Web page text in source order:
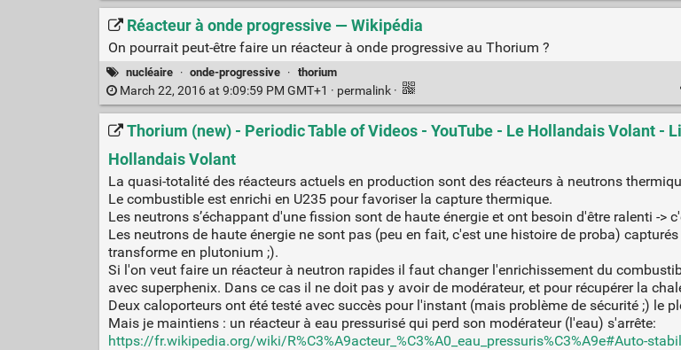
Réacteur à onde progressive — Wikipédia
On pourrait peut-être faire un réacteur à onde progressive au Thorium ?
nucléaire · onde-progressive · thorium
March 22, 2016 at 9:09:59 PM GMT+1 · permalink ·
Thorium (new) - Periodic Table of Videos - YouTube - Le Hollandais Volant -
Hollandais Volant
La quasi-totalité des réacteurs actuels en production sont des réacteurs à neutrons
Le combustible est enrichi en U235 pour favoriser la capture thermique.
Les neutrons s’échappant d'une fission sont de haute énergie et ont besoin d'être ralenti ->
Les neutrons de haute énergie ne sont pas (peu en fait, c'est une histoire de proba)
transforme en plutonium ;).
Si l'on veut faire un réacteur à neutron rapides il faut changer l'enrichissement du
avec superphenix. Dans ce cas il ne doit pas y avoir de modérateur, et pour récupérer la
Deux caloporteurs ont été testé avec succès pour l'instant (mais problème de sécurité ;) le
Mais je maintiens : un réacteur à eau pressurisé qui perd son modérateur (l'eau) s'arrête:
https://fr.wikipedia.org/wiki/R%C3%A9acteur_%C3%A0_eau_pressuris%C3%A9e#Auto-